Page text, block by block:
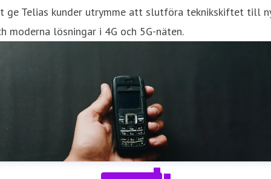
ge Telias kunder utrymme att slutföra teknikskiftet till
moderna lösningar i 4G och 5G-näten.